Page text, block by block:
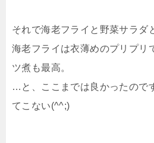
それで海老フライと野菜サラダ
海老フライは衣薄めのプリプリ
ツ煮も最高。
…と、ここまでは良かったので
てこない(^^;)